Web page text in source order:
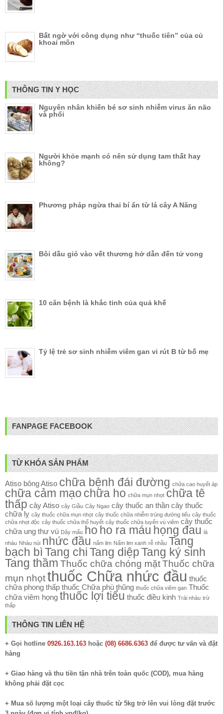
Bất ngờ với công dụng như “thuốc tiên” của củ
khoai môn
THÔNG TIN Y HỌC
Nguyên nhân khiến bé sơ sinh nhiễm virus ăn não
và phổi
Người khỏe mạnh có nên sử dụng tam thất hay
không?
Phương pháp ngừa thai bí ẩn từ lá cây A Năng
Bôi dầu gió vào vết thương hở dẫn đến tử vong
10 căn bệnh là khắc tinh của quả khế
Tỷ lệ trẻ sơ sinh nhiễm viêm gan vi rút B từ bố mẹ
FANPAGE FACEBOOK
TỪ KHÓA SẢN PHẨM
Atiso bông Atiso chữa bệnh đái đường chữa cao huyết áp
chữa cảm mạo chữa ho chữa mụn nhọt chữa tê
thấp cây Atiso cây Giầu Cây Ngao cây thuốc an thần cây thuốc
chữa lỵ cây thuốc chữa mụn nhọt cây thuốc chữa nhiễm trùng đường tiểu cây thuốc
chữa nhọt độc cây thuốc chữa thổ huyết cây thuốc chữa tuyến vú viêm cây thuốc
chữa ung thư vú Dây mấu ho ho ra máu họng đau lá
nhàu Nhàu núi nhức đầu nấm lim Nấm lim xanh rễ nhầu Tang
bạch bì Tang chi Tang diệp Tang ký sinh
Tang thầm Thuốc chữa chóng mặtThuốc chữa
mụn nhọtthuốc Chữa nhức đầu thuốc
chữa phong thấp thuốc Chữa phù thũng thuốc chữa viêm gan Thuốc
chữa viêm họng thuốc lợi tiểu thuốc điều kinh Trái nhàu trừ
thấp
THÔNG TIN LIÊN HỆ
+ Gọi hotline 0926.163.163 hoặc (08) 6686.6363 để được tư vấn và đặt
hàng
+ Giao hàng và thu tiền tận nhà trên toàn quốc (COD), mua hàng
không phải đặt cọc
+ Mua số lượng một loại cây thuốc từ 5kg trở lên vui lòng đặt trước